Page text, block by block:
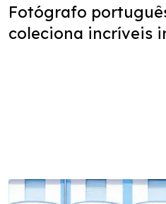
Fotógrafo
coleciona incríveis